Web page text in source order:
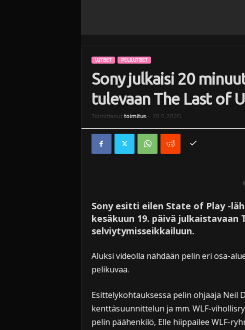
UUTISET PELIUUTISET
Sony julkaisi 20
tulevaan The Last of
Toimittanut toimitus- 28.5.2020
Sony esitti eilen State of Play -
kesäkuun 19. päivä julkaistavaan
selviytymisseikkailuun.
Aluksi videolla nähdään pelin eri osa-
pelikuvaa.
Esittelykohtauksessa pelin ohjaaja Neil
kenttäsuunnittelun ja mm. WLF-
pelin päähenkilö, Elle hiippailee WLF-